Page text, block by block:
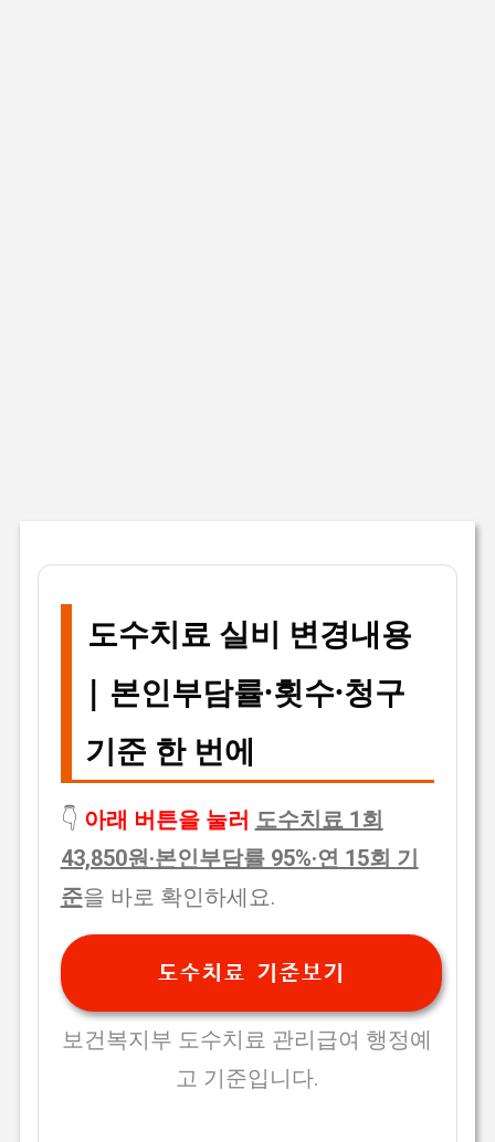
도수치료 실비 변경내용
| 본인부담률·횟수·청구
기준 한 번에
👇 아래 버튼을 눌러 도수치료 1회
43,850원·본인부담률 95%·연 15회 기
준을 바로 확인하세요.
도수치료 기준보기
보건복지부 도수치료 관리급여 행정예
고 기준입니다.